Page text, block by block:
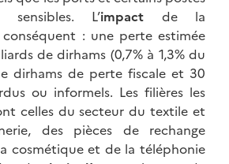
sensibles. L’impact de la
: une perte estimée
de dirhams (0,7% à 1,3% du
dirhams de perte fiscale et 30
ou informels. Les filières les
celles du secteur du textile et
des pièces de rechange
cosmétique et de la téléphonie